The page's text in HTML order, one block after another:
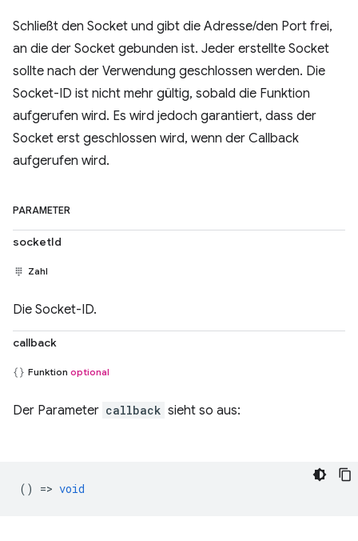
Schließt den Socket und gibt die Adresse/den Port frei,
an die der Socket gebunden ist. Jeder erstellte Socket
sollte nach der Verwendung geschlossen werden. Die
Socket-ID ist nicht mehr gültig, sobald die Funktion
aufgerufen wird. Es wird jedoch garantiert, dass der
Socket erst geschlossen wird, wenn der Callback
aufgerufen wird.
PARAMETER
socketId
Zahl
Die Socket-ID.
callback
Funktion optional
Der Parameter callback sieht so aus:
() => void